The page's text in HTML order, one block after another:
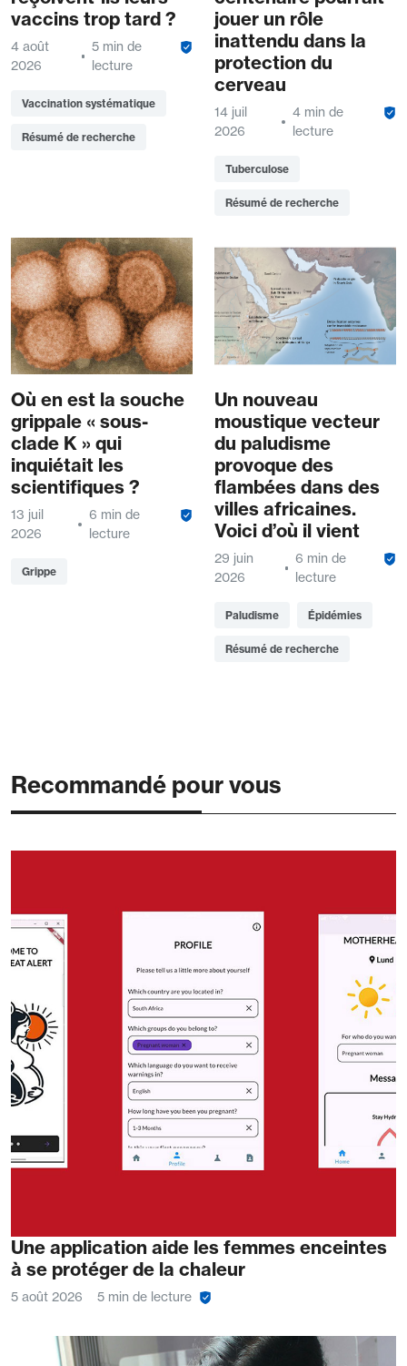
vaccins trop tard ?
4 août
2026
5 min de
lecture
Vaccination systématique
Résumé de recherche
jouer un rôle
inattendu dans la
protection du
cerveau
14 juil
2026
4 min de
lecture
Tuberculose
Résumé de recherche
Où en est la souche
grippale « sous-
clade K » qui
inquiétait les
scientifiques ?
13 juil
2026
6 min de
lecture
Grippe
Un nouveau
moustique vecteur
du paludisme
provoque des
flambées dans des
villes africaines.
Voici d’où il vient
29 juin
2026
6 min de
lecture
Paludisme Épidémies
Résumé de recherche
Recommandé pour vous
Une application aide les femmes enceintes
à se protéger de la chaleur
5 août 2026 5 min de lecture